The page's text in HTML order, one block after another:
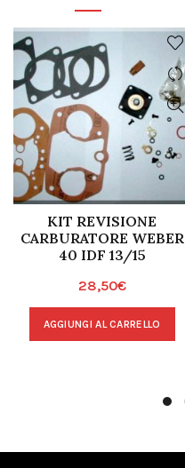
KIT REVISIONE
CARBURATORE WEBER
40 IDF 13/15
28,50€
AGGIUNGI AL CARRELLO